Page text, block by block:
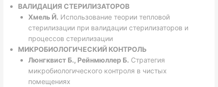
ВАЛИДАЦИЯ СТЕРИЛИЗАТОРОВ
Хмель Й. Использование теории тепловой
стерилизации при валидации стерилизаторов и
процессов стерилизации
МИКРОБИОЛОГИЧЕСКИЙ КОНТРОЛЬ
Люнгквист Б., Рейнмюллер Б. Стратегия
микробиологического контроля в чистых
помещениях